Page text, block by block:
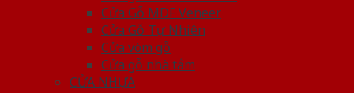
Cửa Gỗ MDF Veneer
Cửa Gỗ Tự Nhiên
Cửa vòm gỗ
Cửa gỗ nhà tắm
CỬA NHỰA